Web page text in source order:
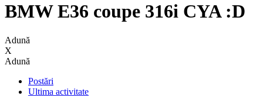
BMW E36 coupe 316i CYA :D
Adună
X
Adună
Postări
Ultima activitate